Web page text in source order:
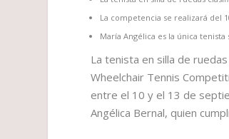
La competencia se realizará del
María Angélica es la única
La tenista en silla de
Wheelchair Tennis
entre el 10 y el 13 de
Angélica Bernal, quien